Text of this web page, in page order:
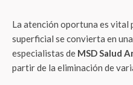
La atención oportuna es
superficial se convierta en
especialistas de MSD Salud
partir de la eliminación de